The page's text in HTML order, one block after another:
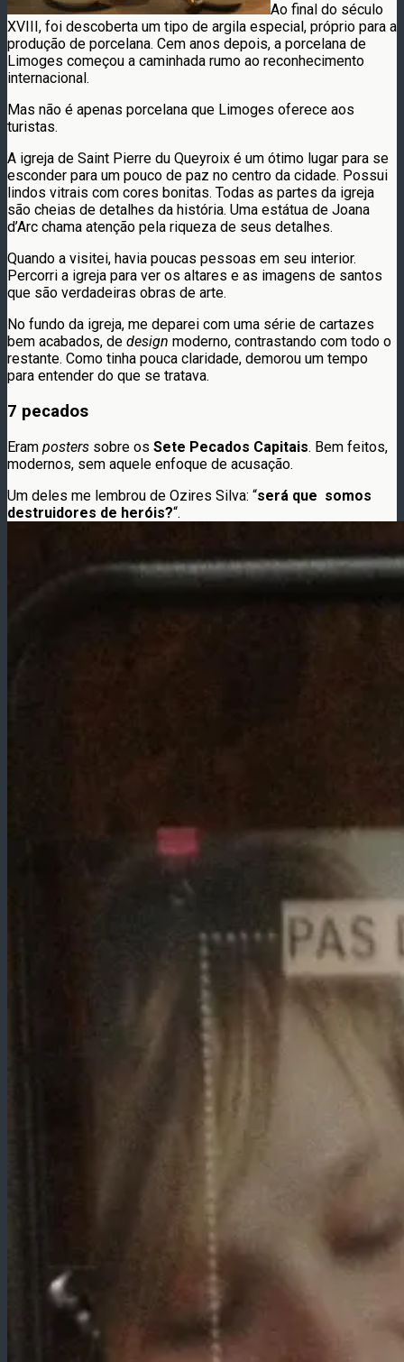
Ao final do século
XVIII, foi descoberta um tipo de argila especial, próprio para a
produção de porcelana. Cem anos depois, a porcelana de
Limoges começou a caminhada rumo ao reconhecimento
internacional.
Mas não é apenas porcelana que Limoges oferece aos
turistas.
A igreja de Saint Pierre du Queyroix é um ótimo lugar para se
esconder para um pouco de paz no centro da cidade. Possui
lindos vitrais com cores bonitas. Todas as partes da igreja
são cheias de detalhes da história. Uma estátua de Joana
d’Arc chama atenção pela riqueza de seus detalhes.
Quando a visitei, havia poucas pessoas em seu interior.
Percorri a igreja para ver os altares e as imagens de santos
que são verdadeiras obras de arte.
No fundo da igreja, me deparei com uma série de cartazes
bem acabados, de design moderno, contrastando com todo o
restante. Como tinha pouca claridade, demorou um tempo
para entender do que se tratava.
7 pecados
Eram posters sobre os Sete Pecados Capitais. Bem feitos,
modernos, sem aquele enfoque de acusação.
Um deles me lembrou de Ozires Silva: “será que somos
destruidores de heróis?“.